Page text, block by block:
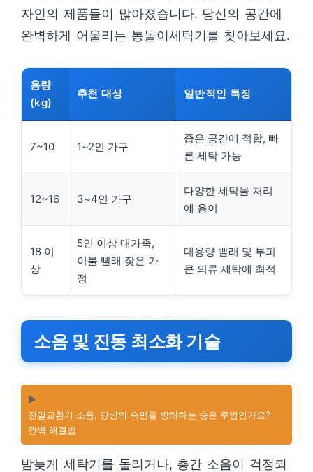
자인의 제품들이 많아졌습니다. 당신의 공간에
완벽하게 어울리는 통돌이세탁기를 찾아보세요.
용량
(kg)
추천 대상 일반적인 특징
7~10 1~2인 가구
좁은 공간에 적합, 빠
른 세탁 가능
12~16 3~4인 가구
다양한 세탁물 처리
에 용이
18 이
상
5인 이상 대가족,
이불 빨래 잦은 가
정
대용량 빨래 및 부피
큰 의류 세탁에 최적
소음 및 진동 최소화 기술
▶️
전열교환기 소음, 당신의 숙면을 방해하는 숨은 주범인가요?
완벽 해결법
밤늦게 세탁기를 돌리거나, 층간 소음이 걱정되